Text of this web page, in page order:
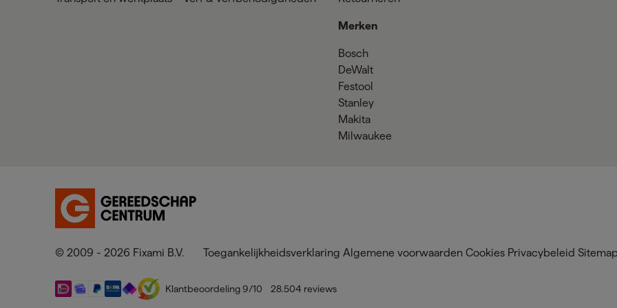
Merken
Bosch
DeWalt
Festool
Stanley
Makita
Milwaukee
© 2009 - 2026 Fixami B.V. Toegankelijkheidsverklaring Algemene voorwaarden Cookies Privacybeleid
Klantbeoordeling9/10 28.504 reviews